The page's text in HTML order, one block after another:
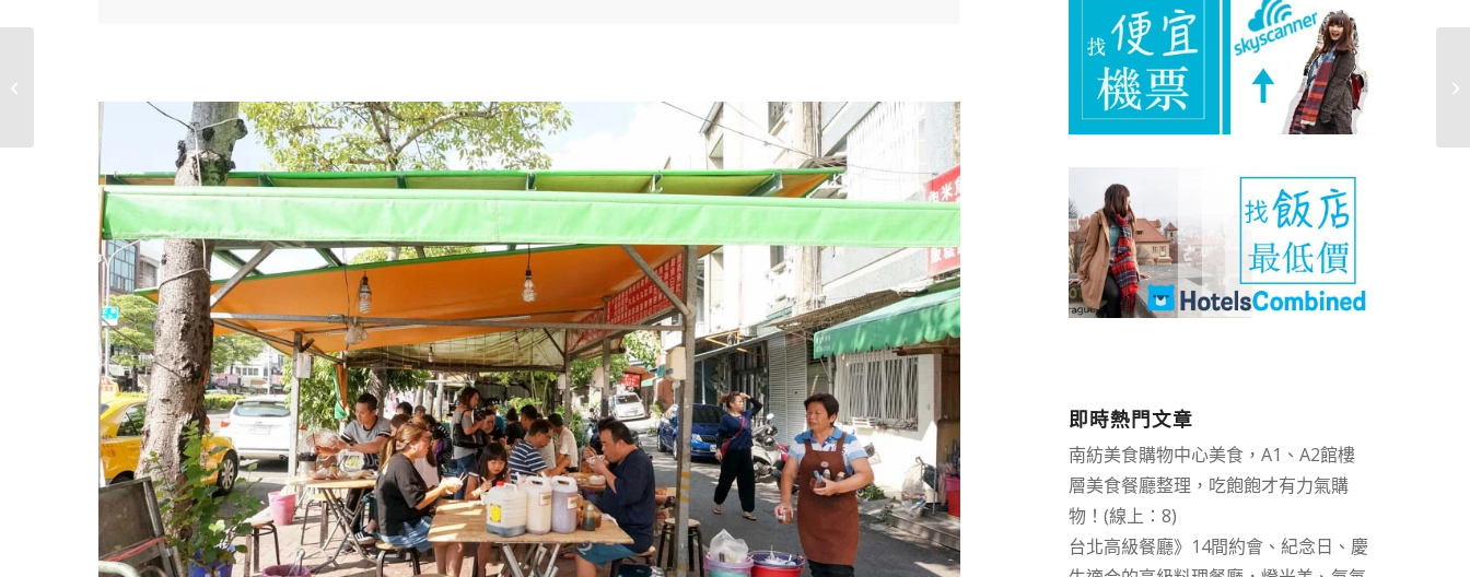
即時熱門文章
南紡美食購物中心美食，A1、A2館樓
層美食餐廳整理，吃飽飽才有力氣購
物！(線上：8)
台北高級餐廳》14間約會、紀念日、慶
感髮廊 推薦設計師...